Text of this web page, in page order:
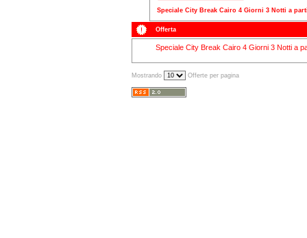
Speciale City Break Cairo 4 Giorni 3 Notti a
Offerta
Speciale City Break Cairo 4 Giorni 3 Notti a
Mostrando Offerte per pagina